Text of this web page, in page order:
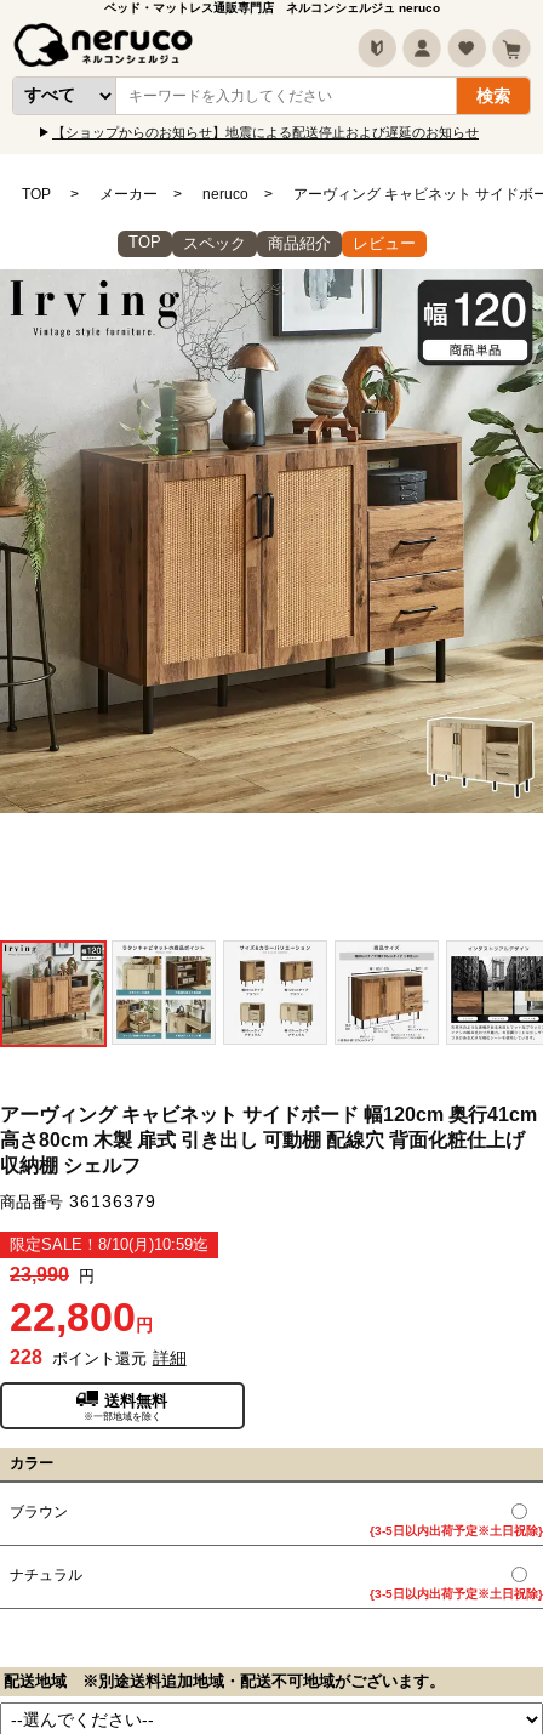
ベッド・マットレス通販専門店 ネルコンシェルジュ neruco
【ショップからのお知らせ】地震による配送停止および遅延のお知らせ
TOP メーカー neruco アーヴィング キャビネット サイドボ
TOP スペック 商品紹介 レビュー
アーヴィング キャビネット サイドボード 幅120cm 奥行41cm
高さ80cm 木製 扉式 引き出し 可動棚 配線穴 背面化粧仕上げ
収納棚 シェルフ
商品番号 36136379
限定SALE！8/10(月)10:59迄
23,990 円
22,800 円
228 ポイント還元 詳細
送料無料
※一部地域を除く
カラー
ブラウン
{3-5日以内出荷予定※土日祝除}
ナチュラル
{3-5日以内出荷予定※土日祝除}
配送地域 ※別途送料追加地域・配送不可地域がございます。